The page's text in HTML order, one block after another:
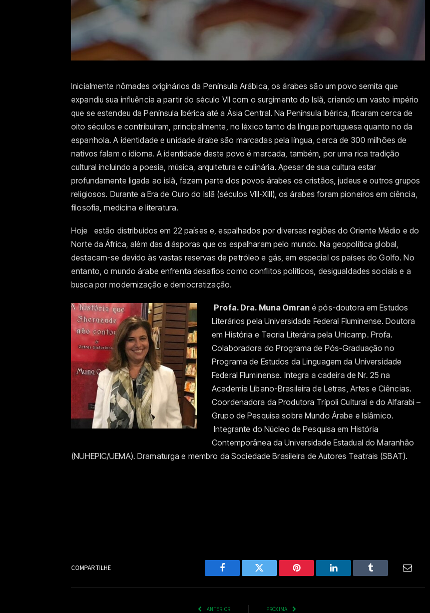
Inicialmente nômades originários da Península Arábica, os árabes são um povo semita que
expandiu sua influência a partir do século VII com o surgimento do Islã, criando um vasto império
que se estendeu da Península Ibérica até a Ásia Central. Na Península Ibérica, ficaram cerca de
oito séculos e contribuíram, principalmente, no léxico tanto da língua portuguesa quanto no da
espanhola. A identidade e unidade árabe são marcadas pela língua, cerca de 300 milhões de
nativos falam o idioma. A identidade deste povo é marcada, também, por uma rica tradição
cultural incluindo a poesia, música, arquitetura e culinária. Apesar de sua cultura estar
profundamente ligada ao islã, fazem parte dos povos árabes os cristãos, judeus e outros grupos
religiosos. Durante a Era de Ouro do Islã (séculos VIII-XIII), os árabes foram pioneiros em ciência,
filosofia, medicina e literatura.
Hoje estão distribuídos em 22 países e, espalhados por diversas regiões do Oriente Médio e do
Norte da África, além das diásporas que os espalharam pelo mundo. Na geopolítica global,
destacam-se devido às vastas reservas de petróleo e gás, em especial os países do Golfo. No
entanto, o mundo árabe enfrenta desafios como conflitos políticos, desigualdades sociais e a
busca por modernização e democratização.
Profa. Dra. Muna Omran é pós-doutora em Estudos
Literários pela Universidade Federal Fluminense. Doutora
em História e Teoria Literária pela Unicamp. Profa.
Colaboradora do Programa de Pós-Graduação no
Programa de Estudos da Linguagem da Universidade
Federal Fluminense. Integra a cadeira de Nr. 25 na
Academia Líbano-Brasileira de Letras, Artes e Ciências.
Coordenadora da Produtora Trípoli Cultural e do Alfarabi –
Grupo de Pesquisa sobre Mundo Árabe e Islâmico.
Integrante do Núcleo de Pesquisa em História
Contemporânea da Universidade Estadual do Maranhão
(NUHEPIC/UEMA). Dramaturga e membro da Sociedade Brasileira de Autores Teatrais (SBAT).
COMPARTILHE
Facebook Twitter Pinterest LinkedIn Tumblr Email
ANTERIOR PRÓXIMA